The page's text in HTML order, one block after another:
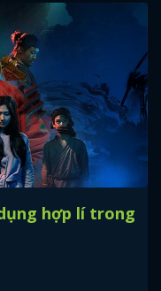
hợp lí trong